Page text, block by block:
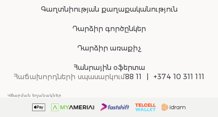
Գաղտնիության քաղաքականություն
Դարձիր գործընկեր
Դարձիր առաքիչ
Հանրային օֆերտա
Հաճախորդների սպասարկում88 11 +374 10 311 111
Վճարման եղանակներ